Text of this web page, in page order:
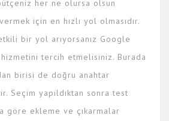
her ne olursa olsun
için en hızlı yol olmasıdır.
bir yol arıyorsanız Google
tercih etmelisiniz. Burada
birisi de doğru anahtar
Seçim yapıldıktan sonra test
göre ekleme ve çıkarmalar